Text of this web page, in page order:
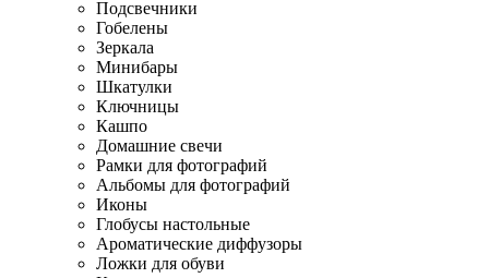
Подсвечники
Гобелены
Зеркала
Минибары
Шкатулки
Ключницы
Кашпо
Домашние свечи
Рамки для фотографий
Альбомы для фотографий
Иконы
Глобусы настольные
Ароматические диффузоры
Ложки для обуви